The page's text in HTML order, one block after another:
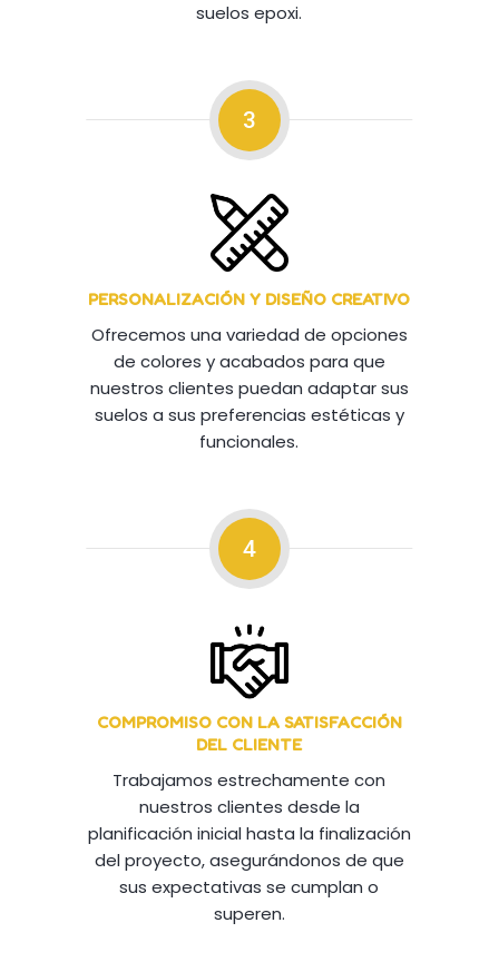
suelos epoxi.
3
PERSONALIZACIÓN Y DISEÑO CREATIVO
Ofrecemos una variedad de opciones
de colores y acabados para que
nuestros clientes puedan adaptar sus
suelos a sus preferencias estéticas y
funcionales.
4
COMPROMISO CON LA SATISFACCIÓN
DEL CLIENTE
Trabajamos estrechamente con
nuestros clientes desde la
planificación inicial hasta la finalización
del proyecto, asegurándonos de que
sus expectativas se cumplan o
superen.